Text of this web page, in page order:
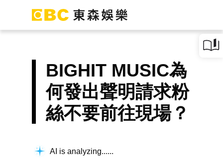
BIGHIT MUSIC為
何發出聲明請求粉
絲不要前往現場？
AI is analyzing...